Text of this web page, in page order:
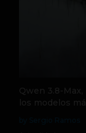
Qwen 3.8-Max,
los modelos